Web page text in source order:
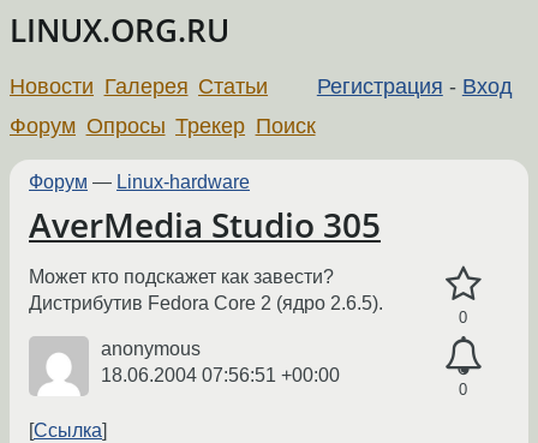
LINUX.ORG.RU
Регистрация - Вход
Новости Галерея Статьи
Форум Опросы Трекер Поиск
Форум — Linux-hardware
AverMedia Studio 305
0
0
Может кто подскажет как завести?
Дистрибутив Fedora Core 2 (ядро 2.6.5).
anonymous
18.06.2004 07:56:51 +00:00
Ссылка